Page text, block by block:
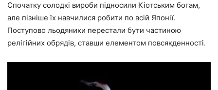
Спочатку солодкі вироби підносили Кіотським богам,
але пізніше їх навчилися робити по всій Японії.
Поступово льодяники перестали бути частиною
релігійних обрядів, ставши елементом повсякденності.